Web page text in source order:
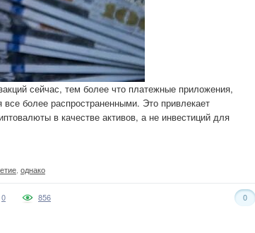
сейчас, тем более что платежные приложения,
более распространенными. Это привлекает
в качестве активов, а не инвестиций для
однако
0 0
856